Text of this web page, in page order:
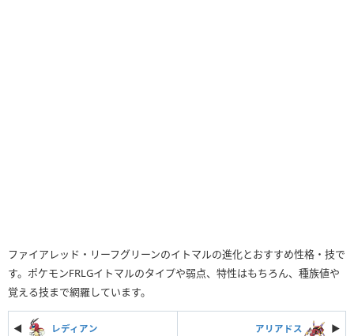
ファイアレッド・リーフグリーンのイトマルの進化とおすすめ性格・技で
す。ポケモンFRLGイトマルのタイプや弱点、特性はもちろん、種族値や
覚える技まで網羅しています。
◀ レディアン アリアドス ▶︎